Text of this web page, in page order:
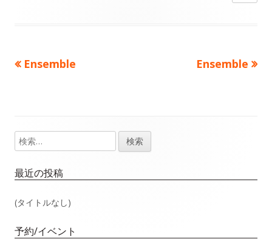
投
ビ
ゲ
ー
シ
前
Ensemble
次
Ensemble
メ
イ
ン
検
索:
最近の投稿
(タイトルなし)
予約/イベント